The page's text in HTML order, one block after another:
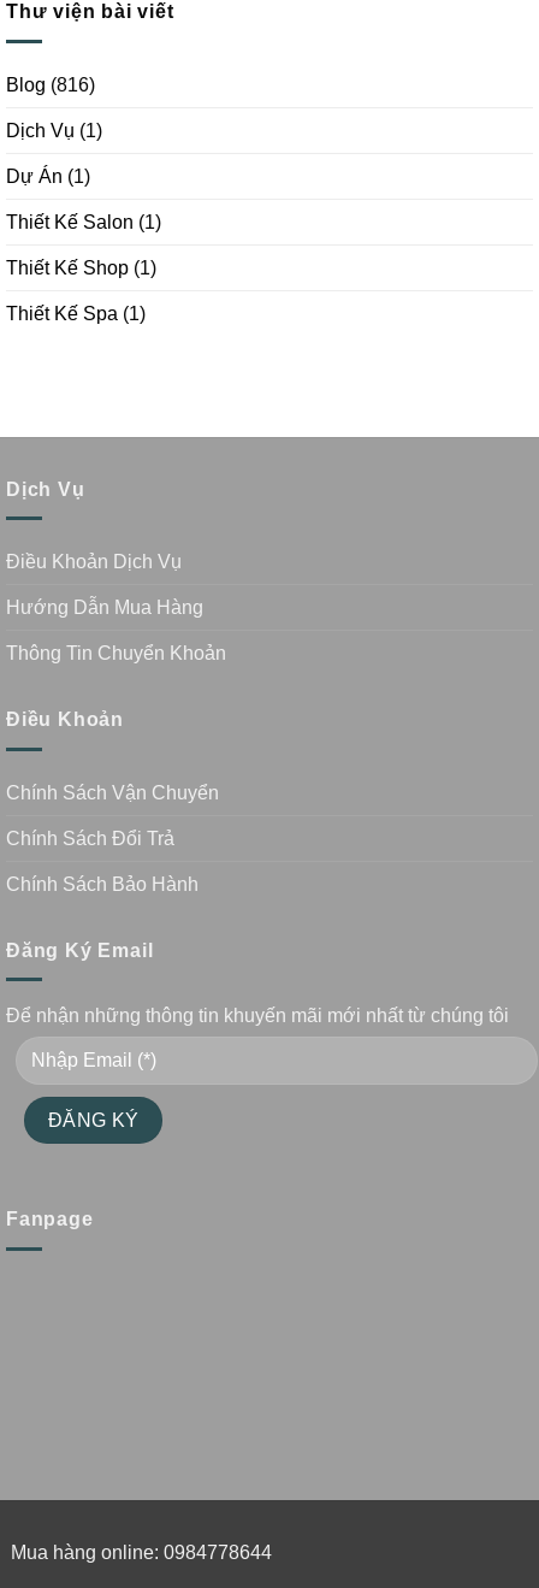
Thư viện bài viết
Blog (816)
Dịch Vụ (1)
Dự Án (1)
Thiết Kế Salon (1)
Thiết Kế Shop (1)
Thiết Kế Spa (1)
Dịch Vụ
Điều Khoản Dịch Vụ
Hướng Dẫn Mua Hàng
Thông Tin Chuyển Khoản
Điều Khoản
Chính Sách Vận Chuyển
Chính Sách Đổi Trả
Chính Sách Bảo Hành
Đăng Ký Email
Để nhận những thông tin khuyến mãi mới nhất từ chúng tôi
Fanpage
Mua hàng online: 0984778644